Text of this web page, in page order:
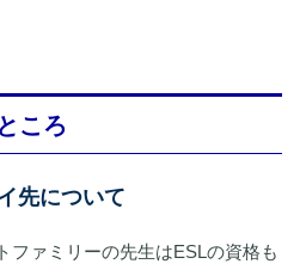
ころ
先について
ファミリーの先生はESLの資格も